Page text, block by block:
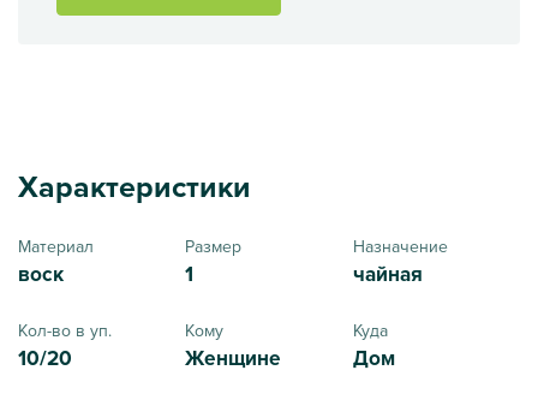
Характеристики
Материал
воск
Размер
1
Назначение
чайная
Кол-во в уп.
10/20
Кому
Женщине
Куда
Дом